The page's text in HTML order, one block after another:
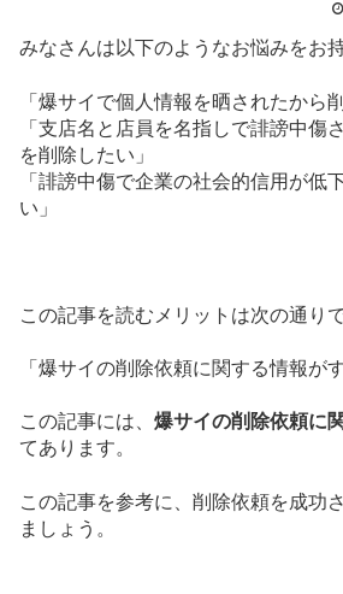
みなさんは以下のようなお悩みをお
「爆サイで個人情報を晒されたから
「支店名と店員を名指しで誹謗中傷
を削除したい」
「誹謗中傷で企業の社会的信用が低
い」
この記事を読むメリットは次の通りで
「爆サイの削除依頼に関する情報が
この記事には、 爆サイの削除依頼に
てあります。
この記事を参考に、削除依頼を成功
ましょう。